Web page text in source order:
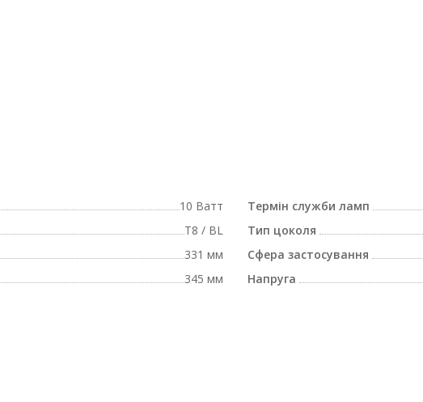
10 Ватт
T8 / BL
331 мм
345 мм
Термін служби ламп
Тип цоколя
Сфера застосування
Напруга